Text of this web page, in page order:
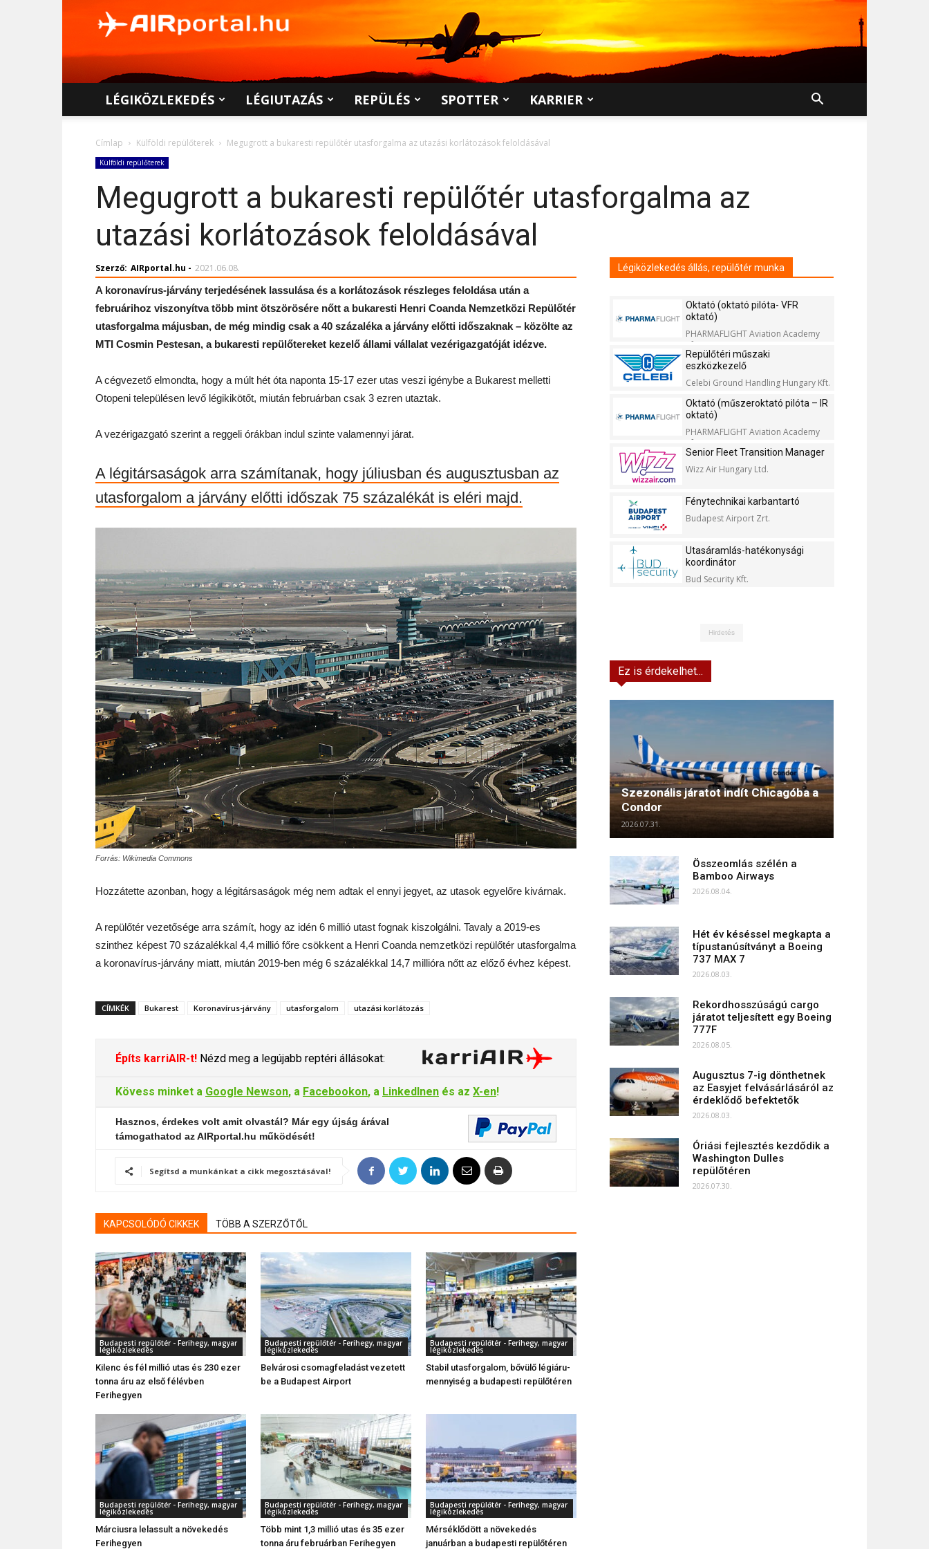
LÉGIKÖZLEKEDÉS LÉGIUTAZÁS REPÜLÉS SPOTTER KARRIER
Címlap Külföldi repülőterek Megugrott a bukaresti repülőtér utasforgalma az utazási korlátozások feloldásával
Külföldi repülőterek
Megugrott a bukaresti repülőtér utasforgalma az
utazási korlátozások feloldásával
Szerző: AIRportal.hu - 2021.06.08.
A koronavírus-járvány terjedésének lassulása és a korlátozások részleges feloldása után a
februárihoz viszonyítva több mint ötszörösére nőtt a bukaresti Henri Coanda Nemzetközi Repülőtér
utasforgalma májusban, de még mindig csak a 40 százaléka a járvány előtti időszaknak – közölte az
MTI Cosmin Pestesan, a bukaresti repülőtereket kezelő állami vállalat vezérigazgatóját idézve.
A cégvezető elmondta, hogy a múlt hét óta naponta 15-17 ezer utas veszi igénybe a Bukarest melletti
Otopeni településen levő légikikötőt, miután februárban csak 3 ezren utaztak.
A vezérigazgató szerint a reggeli órákban indul szinte valamennyi járat.
A légitársaságok arra számítanak, hogy júliusban és augusztusban az
utasforgalom a járvány előtti időszak 75 százalékát is eléri majd.
Forrás: Wikimedia Commons
Hozzátette azonban, hogy a légitársaságok még nem adtak el ennyi jegyet, az utasok egyelőre kivárnak.
A repülőtér vezetősége arra számít, hogy az idén 6 millió utast fognak kiszolgálni. Tavaly a 2019-es
szinthez képest 70 százalékkal 4,4 millió főre csökkent a Henri Coanda nemzetközi repülőtér utasforgalma
a koronavírus-járvány miatt, miután 2019-ben még 6 százalékkal 14,7 millióra nőtt az előző évhez képest.
CÍMKÉK Bukarest Koronavírus-járvány utasforgalom utazási korlátozás
Építs karriAIR-t! Nézd meg a legújabb reptéri állásokat:
Kövess minket a Google Newson, a Facebookon, a LinkedInen és az X-en!
Hasznos, érdekes volt amit olvastál? Már egy újság árával
támogathatod az AIRportal.hu működését!
Segítsd a munkánkat a cikk megosztásával!
KAPCSOLÓDÓ CIKKEK TÖBB A SZERZŐTŐL
Budapesti repülőtér - Ferihegy, magyar
légiközlekedés
Kilenc és fél millió utas és 230 ezer
tonna áru az első félévben
Ferihegyen
Budapesti repülőtér - Ferihegy, magyar
légiközlekedés
Belvárosi csomagfeladást vezetett
be a Budapest Airport
Budapesti repülőtér - Ferihegy, magyar
légiközlekedés
Stabil utasforgalom, bővülő légiáru-
mennyiség a budapesti repülőtéren
Budapesti repülőtér - Ferihegy, magyar
légiközlekedés
Márciusra lelassult a növekedés
Ferihegyen
Budapesti repülőtér - Ferihegy, magyar
légiközlekedés
Több mint 1,3 millió utas és 35 ezer
tonna áru februárban Ferihegyen
Budapesti repülőtér - Ferihegy, magyar
légiközlekedés
Mérséklődött a növekedés
januárban a budapesti repülőtéren
Légiközlekedés állás, repülőtér munka
Oktató (oktató pilóta- VFR
oktató)
PHARMAFLIGHT Aviation Academy
Kft.
Repülőtéri műszaki
eszközkezelő
Celebi Ground Handling Hungary Kft.
Oktató (műszeroktató pilóta – IR
oktató)
PHARMAFLIGHT Aviation Academy
Kft.
Senior Fleet Transition Manager
Wizz Air Hungary Ltd.
Fénytechnikai karbantartó
Budapest Airport Zrt.
Utasáramlás-hatékonysági
koordinátor
Bud Security Kft.
Hirdetés
Ez is érdekelhet...
Szezonális járatot indít Chicagóba a
Condor
2026.07.31.
Összeomlás szélén a
Bamboo Airways
2026.08.04.
Hét év késéssel megkapta a
típustanúsítványt a Boeing
737 MAX 7
2026.08.03.
Rekordhosszúságú cargo
járatot teljesített egy Boeing
777F
2026.08.05.
Augusztus 7-ig dönthetnek
az Easyjet felvásárlásáról az
érdeklődő befektetők
2026.08.03.
Óriási fejlesztés kezdődik a
Washington Dulles
repülőtéren
2026.07.30.